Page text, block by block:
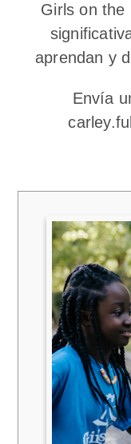
Girls on the
aprendan y
Envía